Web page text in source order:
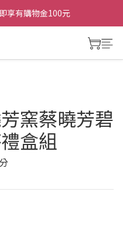
享有購物金100元
窯蔡曉芳碧
盒組